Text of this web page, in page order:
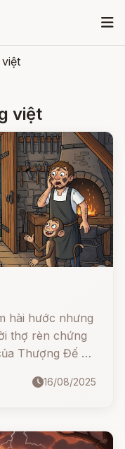
việt
hài hước nhưng
thợ rèn chứng
Thượng Đế và
nhưng kết
16/08/2025